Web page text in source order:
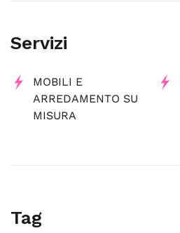
Servizi
MOBILI E
ARREDAMENTO SU
MISURA
Tag